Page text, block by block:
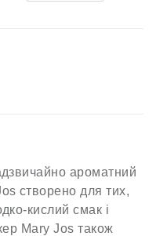
ароматний
створено для тих,
кислий смак і
Mary Jos також